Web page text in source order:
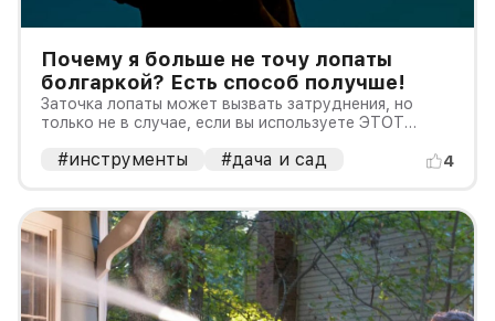
Почему я больше не точу лопаты
болгаркой? Есть способ получше!
Заточка лопаты может вызвать затруднения, но
только не в случае, если вы используете ЭТОТ
#инструменты #дача и сад 4